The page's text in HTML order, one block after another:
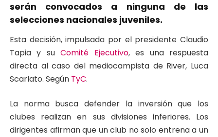
serán convocados a ninguna de las
selecciones nacionales juveniles.
Esta decisión, impulsada por el presidente Claudio
Tapia y suComité Ejecutivo, es una respuesta
directa al caso del mediocampista de River, Luca
Scarlato. Según TyC.
La norma busca defender la inversión que los
clubes realizan en sus divisiones inferiores. Los
dirigentes afirman que un club no solo entrena a un